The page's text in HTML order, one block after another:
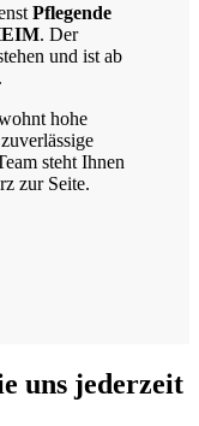
Pflegende
. Der
und ist ab
hohe
steht Ihnen
zur Seite.
uns jederzeit